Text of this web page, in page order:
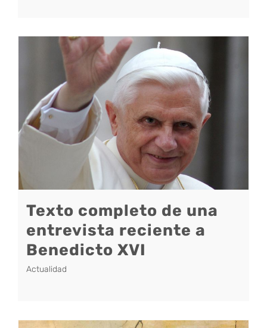
Texto completo de una
entrevista reciente a
Benedicto XVI
Actualidad